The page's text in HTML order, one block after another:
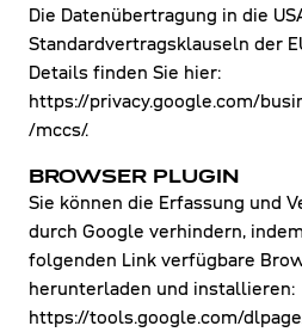
Die Datenübertragung in die
Standardvertragsklauseln der
Details finden Sie hier:
https://privacy.google.com/
/mccs/.
BROWSER PLUGIN
Sie können die Erfassung und
durch Google verhindern,
folgenden Link verfügbare
herunterladen und installieren:
https://tools.google.com/